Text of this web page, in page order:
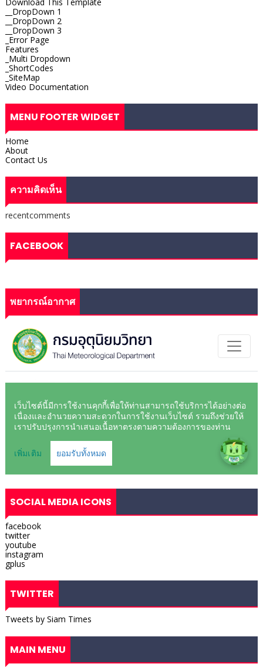
__DropDown 1
__DropDown 2
__DropDown 3
_Error Page
Features
_Multi Dropdown
_ShortCodes
_SiteMap
Video Documentation
MENU FOOTER WIDGET
Home
About
Contact Us
ความคิดเห็น
recentcomments
FACEBOOK
พยากรณ์อากาศ
SOCIAL MEDIA ICONS
facebook
twitter
youtube
instagram
gplus
TWITTER
Tweets by Siam Times
MAIN MENU